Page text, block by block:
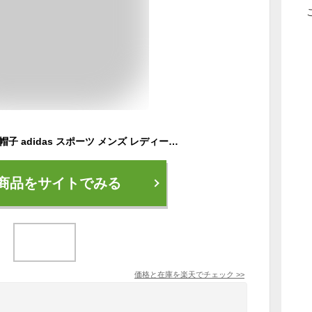
アディダス キャップ 帽子 adidas スポーツ メンズ レディース 吸湿速乾 ランニング ジョギング ランニングキャップ アスレジャー ブランド ADIDAS ゴルフ サイズ調節可能 メンズ 大きいサイズ 61cm 62cm ビックサイズ シンプル 大人
品をサイトでみる
価格と在庫を楽天でチェック >>